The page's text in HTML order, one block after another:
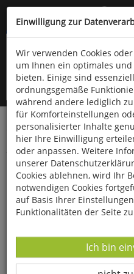
Kompletten Head der
oder
Startseite Bücher
Der Falke
Erfassungen von
Einwilligung zur
Wir verwenden Cookies
um Ihnen ein optimales
bieten. Einige sind
ordnungsgemäße
während andere lediglich
für Komforteinstellungen
personalisierter Inhalte
hier Ihre Einwilligung
oder anpassen. Weitere
unserer
Cookies ablehnen, wird Ihr
notwendigen Cookies
auf Basis Ihrer
Funktionalitäten der Seite
Ich bin